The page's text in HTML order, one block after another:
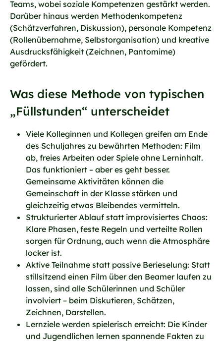
Teams, wobei soziale Kompetenzen gestärkt werden.
Darüber hinaus werden Methodenkompetenz
(Schätzverfahren, Diskussion), personale Kompetenz
(Rollenübernahme, Selbstorganisation) und kreative
Ausdrucksfähigkeit (Zeichnen, Pantomime)
gefördert.
Was diese Methode von typischen
„Füllstunden“ unterscheidet
Viele Kolleginnen und Kollegen greifen am Ende
des Schuljahres zu bewährten Methoden: Film
ab, freies Arbeiten oder Spiele ohne Lerninhalt.
Das funktioniert – aber es geht besser.
Gemeinsame Aktivitäten können die
Gemeinschaft in der Klasse stärken und
gleichzeitig etwas Bleibendes vermitteln.
Strukturierter Ablauf statt improvisiertes Chaos:
Klare Phasen, feste Regeln und verteilte Rollen
sorgen für Ordnung, auch wenn die Atmosphäre
locker ist.
Aktive Teilnahme statt passive Berieselung: Statt
stillsitzend einen Film über den Beamer laufen zu
lassen, sind alle Schülerinnen und Schüler
involviert – beim Diskutieren, Schätzen,
Zeichnen, Darstellen.
Lernziele werden spielerisch erreicht: Die Kinder
und Jugendlichen lernen spannende Fakten zu